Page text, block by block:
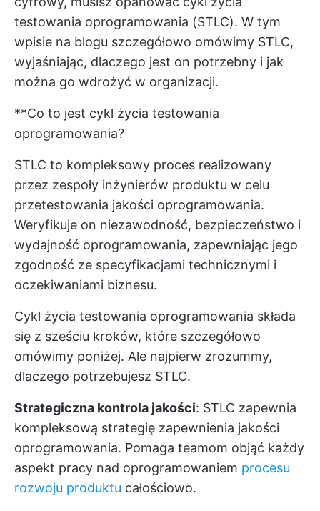
testowania oprogramowania (STLC). W tym
wpisie na blogu szczegółowo omówimy STLC,
wyjaśniając, dlaczego jest on potrzebny i jak
można go wdrożyć w organizacji.
**Co to jest cykl życia testowania
oprogramowania?
STLC to kompleksowy proces realizowany
przez zespoły inżynierów produktu w celu
przetestowania jakości oprogramowania.
Weryfikuje on niezawodność, bezpieczeństwo i
wydajność oprogramowania, zapewniając jego
zgodność ze specyfikacjami technicznymi i
oczekiwaniami biznesu.
Cykl życia testowania oprogramowania składa
się z sześciu kroków, które szczegółowo
omówimy poniżej. Ale najpierw zrozummy,
dlaczego potrzebujesz STLC.
Strategiczna kontrola jakości: STLC zapewnia
kompleksową strategię zapewnienia jakości
oprogramowania. Pomaga teamom objąć każdy
aspekt pracy nad oprogramowaniem procesu
rozwoju produktu całościowo.